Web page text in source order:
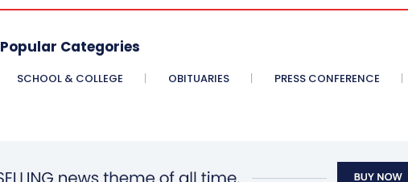
Popular Categories
SCHOOL & COLLEGE OBITUARIES PRESS CONFERENCE